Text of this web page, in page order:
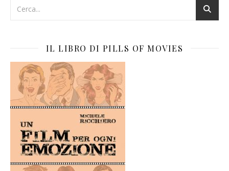
IL LIBRO DI PILLS OF MOVIES